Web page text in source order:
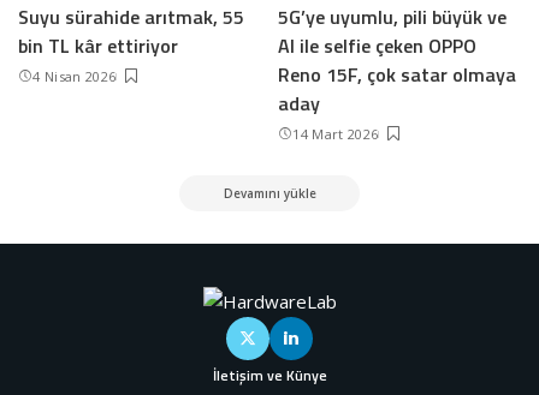
Suyu sürahide arıtmak, 55
bin TL kâr ettiriyor
4 Nisan 2026
5G’ye uyumlu, pili büyük ve
AI ile selfie çeken OPPO
Reno 15F, çok satar olmaya
aday
14 Mart 2026
Devamını yükle
İletişim ve Künye